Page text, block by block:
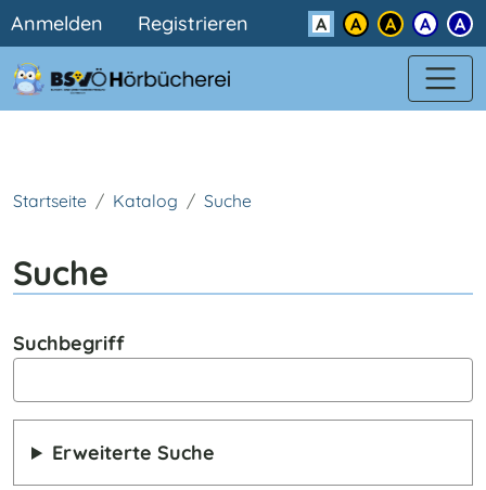
Direkt zum Inhalt
Benutzermenü
Anmelden Registrieren Kontrast
Startseite Katalog Suche
Suche
Suchbegriff
Erweiterte Suche